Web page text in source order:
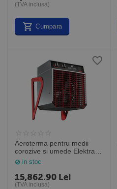
(TVA inclusa)
Cumpara
Aeroterma pentru medii
corozive si umede Elektra
ELC1533, 15kW, Frico
Suedia
in stoc
15,862.90 Lei
(TVA inclusa)